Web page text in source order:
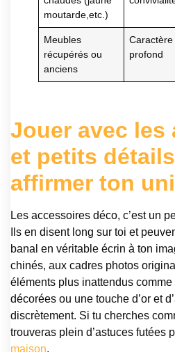
moutarde,etc.)
Meubles
récupérés ou
anciens
Caractère
profond
Jouer avec les
et petits
affirmer ton
Les accessoires déco, c’est un
Ils en disent long sur toi et
banal en véritable écrin à ton
chinés, aux cadres photos
éléments plus inattendus
décorées ou une touche d’or et
discrètement. Si tu cherches
trouveras plein d’astuces futées
maison.